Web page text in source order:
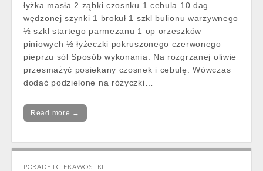
łyżka masła 2 ząbki czosnku 1 cebula 10 dag
wędzonej szynki 1 brokuł 1 szkl bulionu warzywnego
½ szkl startego parmezanu 1 op orzeszków
piniowych ½ łyżeczki pokruszonego czerwonego
pieprzu sól Sposób wykonania: Na rozgrzanej oliwie
przesmażyć posiekany czosnek i cebulę. Wówczas
dodać podzielone na różyczki…
Read more →
PORADY I CIEKAWOSTKI